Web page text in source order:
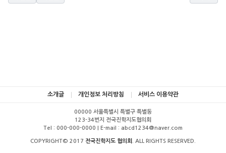
소개글 개인정보 처리방침 서비스 이용약관
00000 서울특별시 특별구 특별동
123-34번지 전국진학지도협의회
Tel : 000-000-0000 | E-mail : abcd1234@naver.com
COPYRIGHT© 2017 전국진학지도 협의회 . ALL RIGHTS RESERVED.